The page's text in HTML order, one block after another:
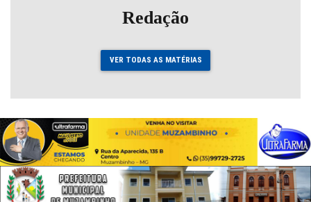
Redação
VER TODAS AS MATÉRIAS